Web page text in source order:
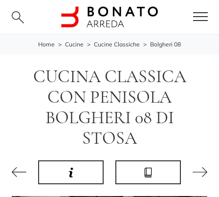
Home > Cucine > Cucine Classiche > Bolgheri 08
CUCINA CLASSICA
CON PENISOLA
BOLGHERI 08 DI
STOSA